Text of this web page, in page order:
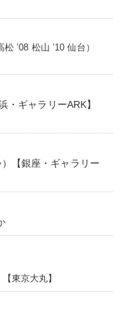
’08 松山 ’10 仙台）
・ギャラリーARK】
【銀座・ギャラリー
東京大丸】